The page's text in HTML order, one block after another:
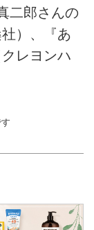
二郎さんの
）、『あ
レヨンハ